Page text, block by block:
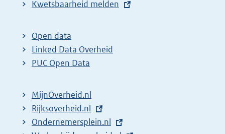
E
t
e
r
l
i
n
Kwetsbaarheid melden
Open data
Linked Data Overheid
PUC Open Data
MijnOverheid.nl
E
x
Rijksoverheid.nl
E
Ondernemersplein.nl